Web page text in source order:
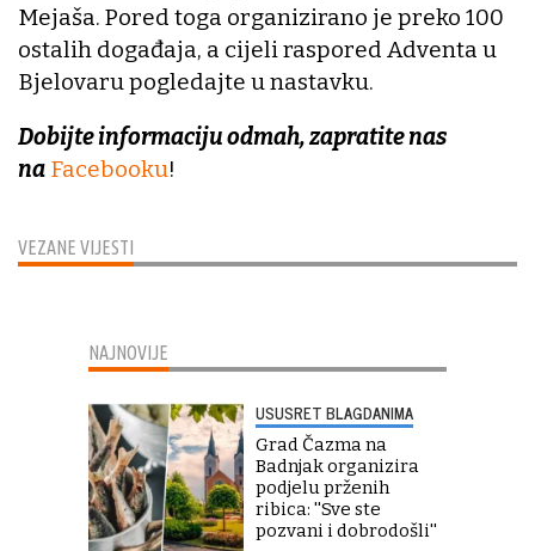
VEZANE VIJESTI
Mejaša. Pored toga organizirano je preko 100
ostalih događaja, a cijeli raspored Adventa u
Bjelovaru pogledajte u nastavku.
Dobijte informaciju odmah, zapratite nas
na Facebooku!
NAJNOVIJE
USUSRET BLAGDANIMA
Grad Čazma na
Badnjak organizira
podjelu prženih
ribica: ''Sve ste
pozvani i dobrodošli''